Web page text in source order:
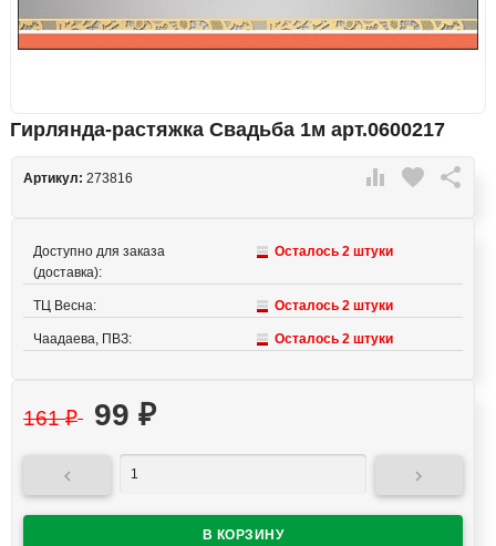
Гирлянда-растяжка Свадьба 1м арт.0600217
 favorite 
Артикул: 273816
Доступно для заказа
(доставка):
Осталось 2 штуки
ТЦ Весна: Осталось 2 штуки
Чаадаева, ПВЗ: Осталось 2 штуки
161₽ 99 ₽
 